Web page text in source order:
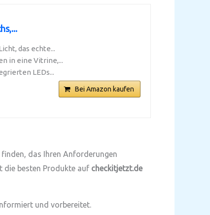
das echte...
in eine Vitrine,...
LEDs...
Bei Amazon kaufen
das Ihren Anforderungen
die besten Produkte auf checkitjetzt.de
und vorbereitet.